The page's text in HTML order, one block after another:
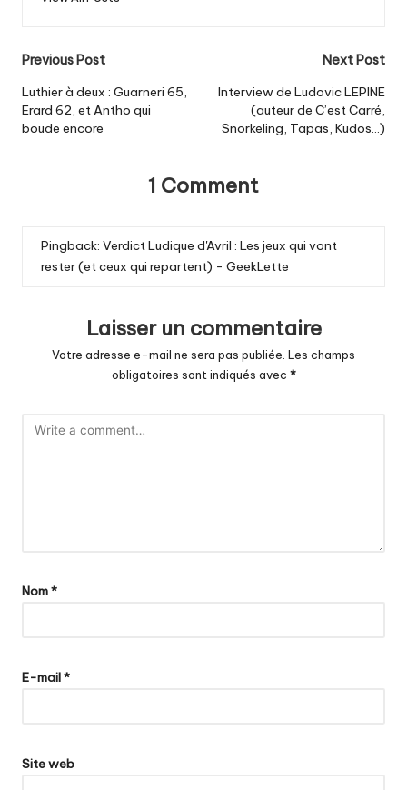
Post
navigation
Previous Post
Luthier à deux : Guarneri 65,
Erard 62, et Antho qui
boude encore
Next Post
Interview de Ludovic LEPINE
(auteur de C’est Carré,
Snorkeling, Tapas, Kudos…)
1 Comment
Pingback: Verdict Ludique d'Avril : Les jeux qui vont
rester (et ceux qui repartent) - GeekLette
Laisser un commentaire
Votre adresse e-mail ne sera pas publiée. Les champs
obligatoires sont indiqués avec *
Nom*
E-mail*
Site web